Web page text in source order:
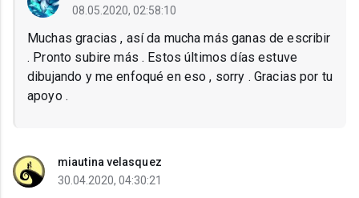
08.05.2020, 02:58:10
Muchas gracias , así da mucha más ganas de escribir
. Pronto subire más . Estos últimos días estuve
dibujando y me enfoqué en eso , sorry . Gracias por tu
apoyo .
miautina velasquez
30.04.2020, 04:30:21